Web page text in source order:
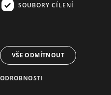
Všechna práva vyhrazena.
zpracovávaných údajů
videa ve video archivu
. Využíváme grafické podklady z
SOUBORY CÍLENÍ
VŠE ODMÍTNOUT